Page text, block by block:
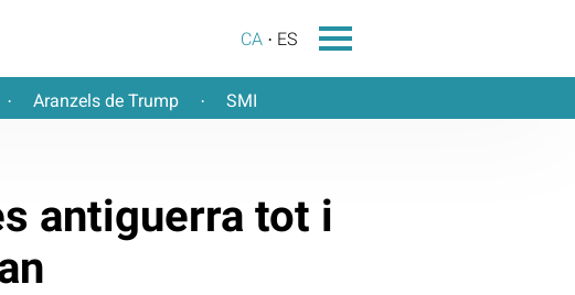
CA ES
· Aranzels de Trump · SMI
antiguerra tot i